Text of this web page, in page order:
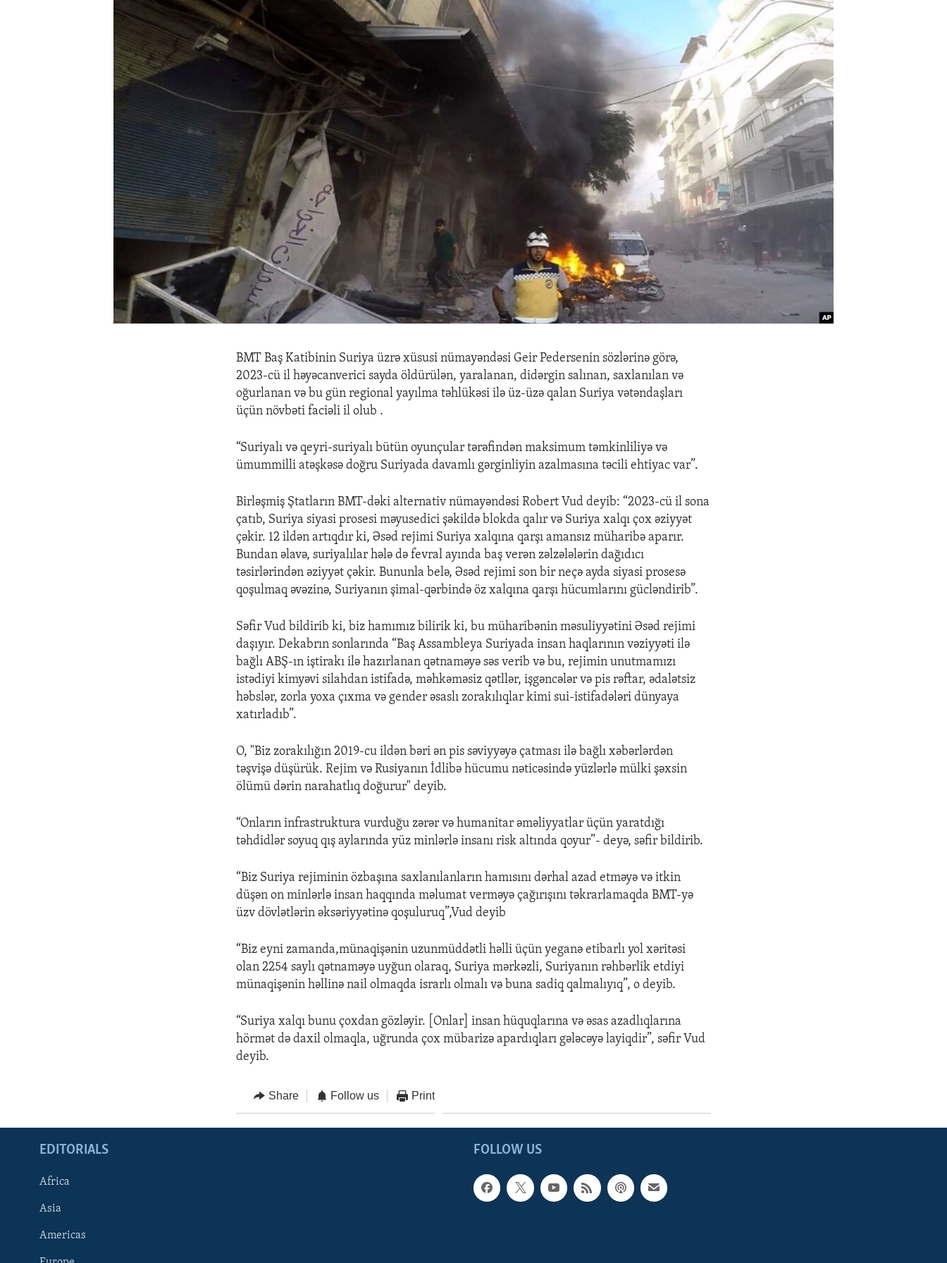
IDEALS AND INSTITUTIONS
BMT Baş Katibinin Suriya üzrə xüsusi nümayəndəsi Geir Pedersenin sözlərinə görə,
2023-cü il həyəcanverici sayda öldürülən, yaralanan, didərgin salınan, saxlanılan və
oğurlanan və bu gün regional yayılma təhlükəsi ilə üz-üzə qalan Suriya vətəndaşları
üçün növbəti faciəli il olub .
“Suriyalı və qeyri-suriyalı bütün oyunçular tərəfindən maksimum təmkinliliyə və
ümummilli atəşkəsə doğru Suriyada davamlı gərginliyin azalmasına təcili ehtiyac var”.
Birləşmiş Ştatların BMT-dəki alternativ nümayəndəsi Robert Vud deyib: “2023-cü il sona
çatıb, Suriya siyasi prosesi məyusedici şəkildə blokda qalır və Suriya xalqı çox əziyyət
çəkir. 12 ildən artıqdır ki, Əsəd rejimi Suriya xalqına qarşı amansız müharibə aparır.
Bundan əlavə, suriyalılar hələ də fevral ayında baş verən zəlzələlərin dağıdıcı
təsirlərindən əziyyət çəkir. Bununla belə, Əsəd rejimi son bir neçə ayda siyasi prosesə
qoşulmaq əvəzinə, Suriyanın şimal-qərbində öz xalqına qarşı hücumlarını gücləndirib”.
Səfir Vud bildirib ki, biz hamımız bilirik ki, bu müharibənin məsuliyyətini Əsəd rejimi
daşıyır. Dekabrın sonlarında “Baş Assambleya Suriyada insan haqlarının vəziyyəti ilə
bağlı ABŞ-ın iştirakı ilə hazırlanan qətnaməyə səs verib və bu, rejimin unutmamızı
istədiyi kimyəvi silahdan istifadə, məhkəməsiz qətllər, işgəncələr və pis rəftar, ədalətsiz
həbslər, zorla yoxa çıxma və gender əsaslı zorakılıqlar kimi sui-istifadələri dünyaya
xatırladıb”.
O, "Biz zorakılığın 2019-cu ildən bəri ən pis səviyyəyə çatması ilə bağlı xəbərlərdən
təşvişə düşürük. Rejim və Rusiyanın İdlibə hücumu nəticəsində yüzlərlə mülki şəxsin
ölümü dərin narahatlıq doğurur" deyib.
“Onların infrastruktura vurduğu zərər və humanitar əməliyyatlar üçün yaratdığı
təhdidlər soyuq qış aylarında yüz minlərlə insanı risk altında qoyur”- deyə, səfir bildirib.
“Biz Suriya rejiminin özbaşına saxlanılanların hamısını dərhal azad etməyə və itkin
düşən on minlərlə insan haqqında məlumat verməyə çağırışını təkrarlamaqda BMT-yə
üzv dövlətlərin əksəriyyətinə qoşuluruq”,Vud deyib
“Biz eyni zamanda,münaqişənin uzunmüddətli həlli üçün yeganə etibarlı yol xəritəsi
olan 2254 saylı qətnaməyə uyğun olaraq, Suriya mərkəzli, Suriyanın rəhbərlik etdiyi
münaqişənin həllinə nail olmaqda israrlı olmalı və buna sadiq qalmalıyıq”, o deyib.
“Suriya xalqı bunu çoxdan gözləyir. [Onlar] insan hüquqlarına və əsas azadlıqlarına
hörmət də daxil olmaqla, uğrunda çox mübarizə apardıqları gələcəyə layiqdir”, səfir Vud
deyib.
Share Follow us Print
FOLLOW US
EDITORIALS
Africa
Asia
Americas